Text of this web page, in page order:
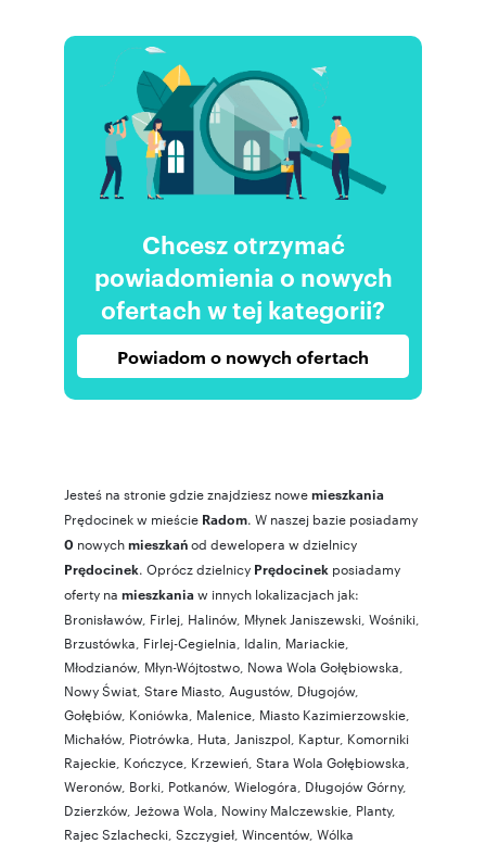
Chcesz otrzymać
powiadomienia o nowych
ofertach w tej kategorii?
Powiadom o nowych ofertach
Jesteś na stronie gdzie znajdziesz nowemieszkania
Prędocinek w mieście Radom. W naszej bazie posiadamy
0 nowychmieszkańod dewelopera w dzielnicy
Prędocinek. Oprócz dzielnicy Prędocinek posiadamy
oferty na mieszkaniaw innych lokalizacjach jak:
Bronisławów, Firlej Halinów, Młynek Janiszewski Wośniki
Brzustówka Firlej-Cegielnia Idalin Mariackie
Młodzianów, Młyn-Wójtostwo Nowa Wola Gołębiowska
Nowy Świat Stare Miasto Augustów, Długojów,
Gołębiów, Koniówka Malenice Miasto Kazimierzowskie
Michałów, Piotrówka Huta Janiszpol Kaptur, Komorniki
Rajeckie Kończyce Krzewień Stara Wola Gołębiowska
Weronów, Borki Potkanów, Wielogóra Długojów Górny,
Dzierzków, Jeżowa Wola Nowiny Malczewskie Planty,
Rajec Szlachecki Szczygieł, Wincentów, Wólka